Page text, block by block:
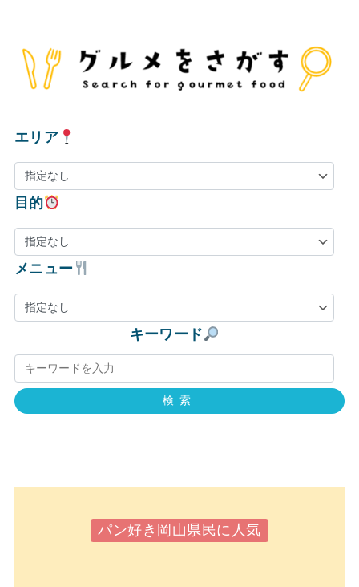
エリア
目的
メニュー
キーワード
検索
パン好き岡山県民に人気